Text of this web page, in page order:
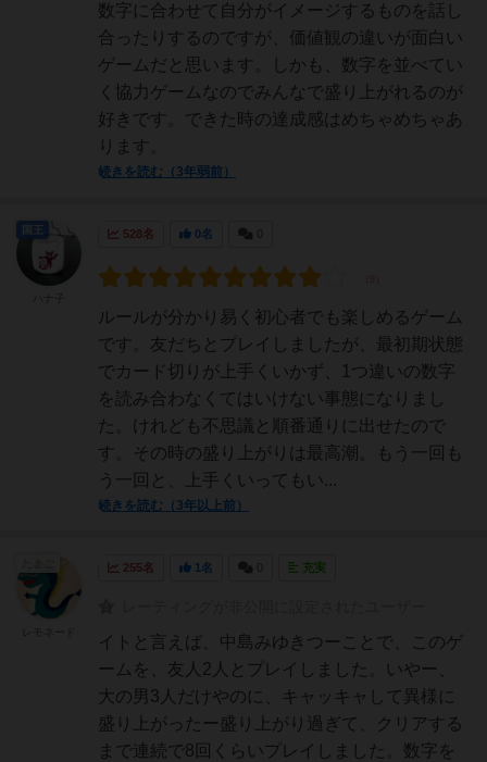
数字に合わせて自分がイメージするものを話し
合ったりするのですが、価値観の違いが面白い
ゲームだと思います。しかも、数字を並べてい
く協力ゲームなのでみんなで盛り上がれるのが
好きです。できた時の達成感はめちゃめちゃあ
ります。
続きを読む（3年弱前）
528名 0名
ルールが分かり易く初心者でも楽しめるゲーム
です。友だちとプレイしましたが、最初期状態
でカード切りが上手くいかず、1つ違いの数字
を読み合わなくてはいけない事態になりまし
た。けれども不思議と順番通りに出せたので
す。その時の盛り上がりは最高潮。もう一回も
う一回と、上手くいってもい...
続きを読む（3年以上前）
国王
255名 1名 充実
イトと言えば、中島みゆきつーことで、このゲ
ームを、友人2人とプレイしました。いやー、
大の男3人だけやのに、キャッキャして異様に
盛り上がったー盛り上がり過ぎて、クリアする
まで連続で8回くらいプレイしました。数字を